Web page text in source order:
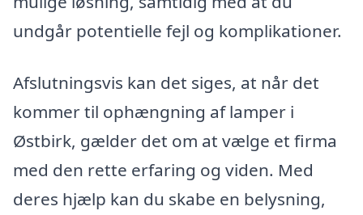
undgår potentielle fejl og komplikationer.
Afslutningsvis kan det siges, at når det
kommer til ophængning af lamper i
Østbirk, gælder det om at vælge et firma
med den rette erfaring og viden. Med
deres hjælp kan du skabe en belysning,